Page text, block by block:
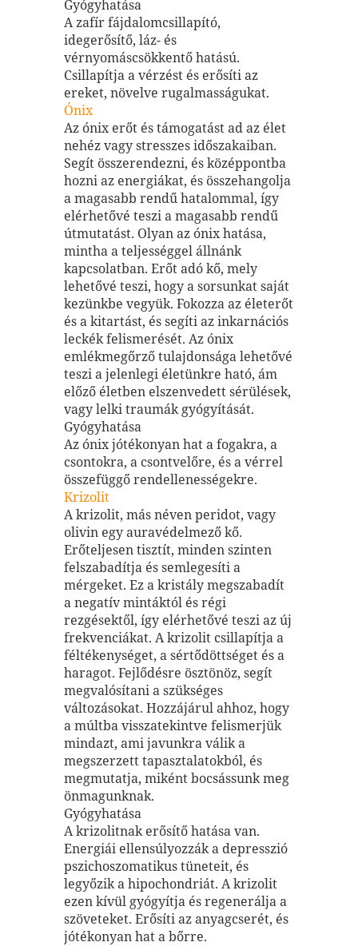
Gyógyhatása
A zafír fájdalomcsillapító,
idegerősítő, láz- és
vérnyomáscsökkentő hatású.
Csillapítja a vérzést és erősíti az
ereket, növelve rugalmasságukat.
Ónix
Az ónix erőt és támogatást ad az élet
nehéz vagy stresszes időszakaiban.
Segít összerendezni, és középpontba
hozni az energiákat, és összehangolja
a magasabb rendű hatalommal, így
elérhetővé teszi a magasabb rendű
útmutatást. Olyan az ónix hatása,
mintha a teljességgel állnánk
kapcsolatban. Erőt adó kő, mely
lehetővé teszi, hogy a sorsunkat saját
kezünkbe vegyük. Fokozza az életerőt
és a kitartást, és segíti az inkarnációs
leckék felismerését. Az ónix
emlékmegőrző tulajdonsága lehetővé
teszi a jelenlegi életünkre ható, ám
előző életben elszenvedett sérülések,
vagy lelki traumák gyógyítását.
Gyógyhatása
Az ónix jótékonyan hat a fogakra, a
csontokra, a csontvelőre, és a vérrel
összefüggő rendellenességekre.
Krizolit
A krizolit, más néven peridot, vagy
olivin egy auravédelmező kő.
Erőteljesen tisztít, minden szinten
felszabadítja és semlegesíti a
mérgeket. Ez a kristály megszabadít
a negatív mintáktól és régi
rezgésektől, így elérhetővé teszi az új
frekvenciákat. A krizolit csillapítja a
féltékenységet, a sértődöttséget és a
haragot. Fejlődésre ösztönöz, segít
megvalósítani a szükséges
változásokat. Hozzájárul ahhoz, hogy
a múltba visszatekintve felismerjük
mindazt, ami javunkra válik a
megszerzett tapasztalatokból, és
megmutatja, miként bocsássunk meg
önmagunknak.
Gyógyhatása
A krizolitnak erősítő hatása van.
Energiái ellensúlyozzák a depresszió
pszichoszomatikus tüneteit, és
legyőzik a hipochondriát. A krizolit
ezen kívül gyógyítja és regenerálja a
szöveteket. Erősíti az anyagcserét, és
jótékonyan hat a bőrre.